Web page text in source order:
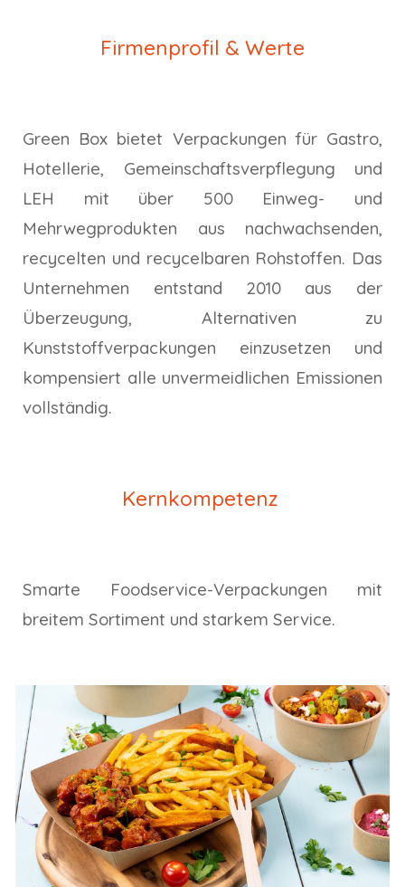
Firmenprofil & Werte
Green Box bietet Verpackungen für Gastro,
Hotellerie, Gemeinschaftsverpflegung und
LEH mit über 500 Einweg- und
Mehrwegprodukten aus nachwachsenden,
recycelten und recycelbaren Rohstoffen. Das
Unternehmen entstand 2010 aus der
Überzeugung, Alternativen zu
Kunststoffverpackungen einzusetzen und
kompensiert alle unvermeidlichen Emissionen
vollständig.
Kernkompetenz
Smarte Foodservice-Verpackungen mit
breitem Sortiment und starkem Service.